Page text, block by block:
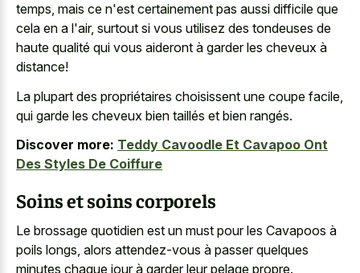
temps, mais ce n'est certainement pas aussi difficile que
cela en a l'air, surtout si vous utilisez des tondeuses de
haute qualité qui vous aideront à garder les cheveux à
distance!
La plupart des propriétaires choisissent une coupe facile,
qui garde les cheveux bien taillés et bien rangés.
Discover more: Teddy Cavoodle Et Cavapoo Ont
Des Styles De Coiffure
Soins et soins corporels
Le brossage quotidien est un must pour les Cavapoos à
poils longs, alors attendez-vous à passer quelques
minutes chaque jour à garder leur pelage propre.